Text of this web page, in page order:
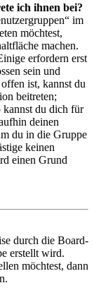
ich ihnen bei?
im
möchtest,
machen.
erfordern erst
sein und
ist, kannst du
beitreten;
kannst du dich für
deinen
du in die Gruppe
keinen
einen Grund
durch die Board-
erstellt wird.
möchtest, dann